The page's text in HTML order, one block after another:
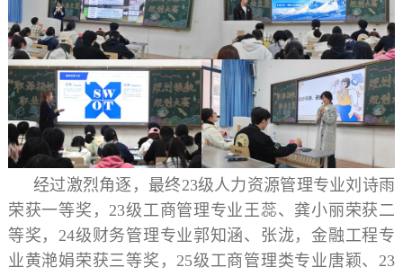
经过激烈角逐，最终23级人力资源管理专业刘诗雨
荣获一等奖，23级工商管理专业王蕊、龚小丽荣获二
等奖，24级财务管理专业郭知涵、张泷，金融工程专
业黄滟娟荣获三等奖，25级工商管理类专业唐颖、23